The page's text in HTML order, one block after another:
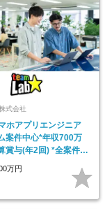
式会社
ホアプリエンジニア
案件中心*年収700万
賞与(年2回) *全案件チ
万円